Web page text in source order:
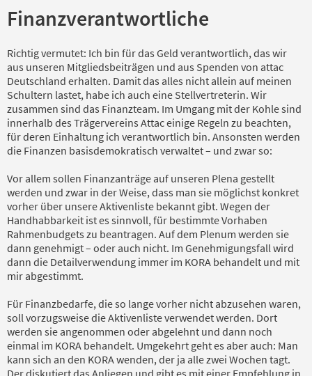
Finanzverantwortliche
Richtig vermutet: Ich bin für das Geld verantwortlich, das wir
aus unseren Mitgliedsbeiträgen und aus Spenden von attac
Deutschland erhalten. Damit das alles nicht allein auf meinen
Schultern lastet, habe ich auch eine Stellvertreterin. Wir
zusammen sind das Finanzteam. Im Umgang mit der Kohle sind
innerhalb des Trägervereins Attac einige Regeln zu beachten,
für deren Einhaltung ich verantwortlich bin. Ansonsten werden
die Finanzen basisdemokratisch verwaltet – und zwar so:
Vor allem sollen Finanzanträge auf unseren Plena gestellt
werden und zwar in der Weise, dass man sie möglichst konkret
vorher über unsere Aktivenliste bekannt gibt. Wegen der
Handhabbarkeit ist es sinnvoll, für bestimmte Vorhaben
Rahmenbudgets zu beantragen. Auf dem Plenum werden sie
dann genehmigt – oder auch nicht. Im Genehmigungsfall wird
dann die Detailverwendung immer im KORA behandelt und mit
mir abgestimmt.
Für Finanzbedarfe, die so lange vorher nicht abzusehen waren,
soll vorzugsweise die Aktivenliste verwendet werden. Dort
werden sie angenommen oder abgelehnt und dann noch
einmal im KORA behandelt. Umgekehrt geht es aber auch: Man
kann sich an den KORA wenden, der ja alle zwei Wochen tagt.
Der diskutiert das Anliegen und gibt es mit einer Empfehlung in